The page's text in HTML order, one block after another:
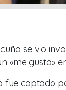
se vio
«me gusta»
fue captado